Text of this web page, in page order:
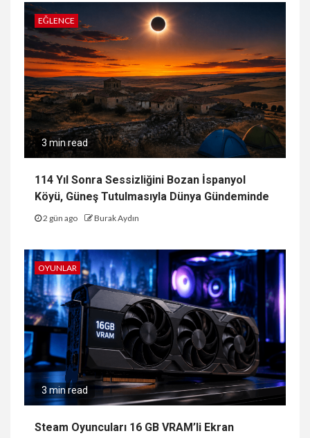
EĞLENCE
3 min read
114 Yıl Sonra Sessizliğini Bozan İspanyol
Köyü, Güneş Tutulmasıyla Dünya Gündeminde
2 gün ago Burak Aydın
OYUNLAR
3 min read
Steam Oyuncuları 16 GB VRAM’li Ekran